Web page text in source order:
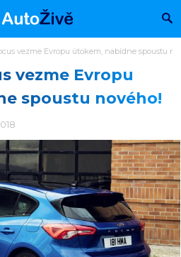
vezme Evropu útokem, nabídne spoustu
vezme Evropu
spoustu nového!